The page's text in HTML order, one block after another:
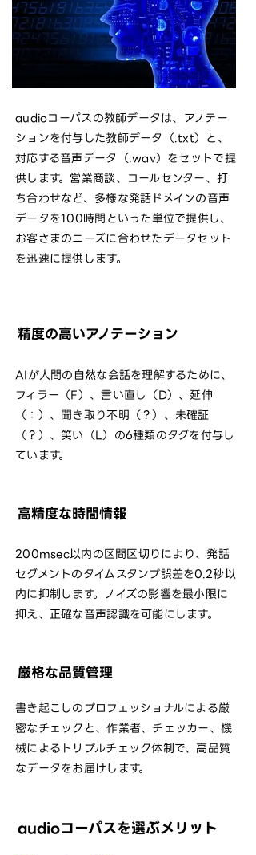
audioコーパスの教師データは、アノテー
ションを付与した教師データ（.txt）と、
対応する音声データ（.wav）をセットで提
供します。営業商談、コールセンター、打
ち合わせなど、多様な発話ドメインの音声
データを100時間といった単位で提供し、
お客さまのニーズに合わせたデータセット
を迅速に提供します。
精度の高いアノテーション
AIが人間の自然な会話を理解するために、
フィラー（F）、言い直し（D）、延伸
（：）、聞き取り不明（？）、未確証
（？）、笑い（L）の6種類のタグを付与し
ています。
高精度な時間情報
200msec以内の区間区切りにより、発話
セグメントのタイムスタンプ誤差を0.2秒以
内に抑制します。ノイズの影響を最小限に
抑え、正確な音声認識を可能にします。
厳格な品質管理
書き起こしのプロフェッショナルによる厳
密なチェックと、作業者、チェッカー、機
械によるトリプルチェック体制で、高品質
なデータをお届けします。
audioコーパスを選ぶメリット